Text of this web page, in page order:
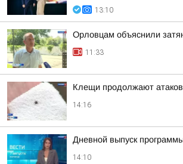
13:10
Орловцам объяснили
11:33
Клещи продолжают
14:16
Дневной выпуск
14:10